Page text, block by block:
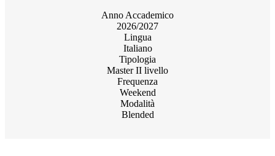
Anno Accademico
2026/2027
Lingua
Italiano
Tipologia
Master II livello
Frequenza
Weekend
Modalità
Blended